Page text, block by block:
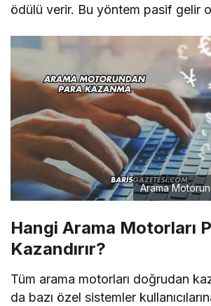
ödülü verir. Bu yöntem pasif gelir
Arama
Hangi Arama Motorları
Kazandırır?
Tüm arama motorları doğrudan
da bazı özel sistemler